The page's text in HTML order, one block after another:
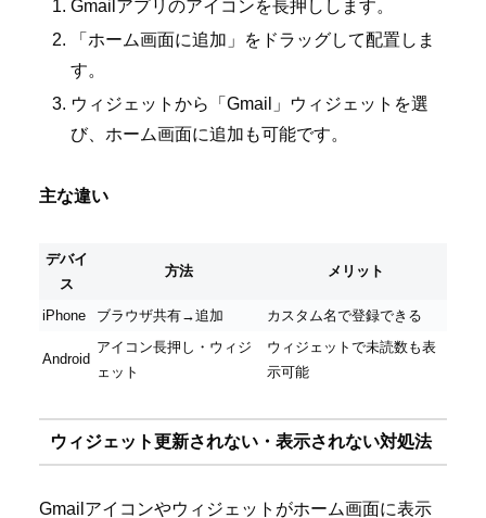
Gmailアプリのアイコンを長押しします。
「ホーム画面に追加」をドラッグして配置しま
す。
ウィジェットから「Gmail」ウィジェットを選
び、ホーム画面に追加も可能です。
主な違い
デバイ
ス
方法 メリット
iPhone ブラウザ共有→追加 カスタム名で登録できる
Android
アイコン長押し・ウィジ
ェット
ウィジェットで未読数も表
示可能
ウィジェット更新されない・表示されない対処法
Gmailアイコンやウィジェットがホーム画面に表示